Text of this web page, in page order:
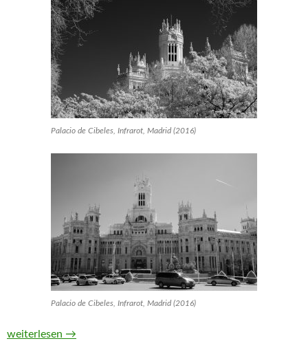
Palacio de Cibeles, Infrarot, Madrid (2016)
Palacio de Cibeles, Infrarot, Madrid (2016)
Ein Jahr in Madrid. Reise in den Alltag von Anne Grüttner
weiterlesen →